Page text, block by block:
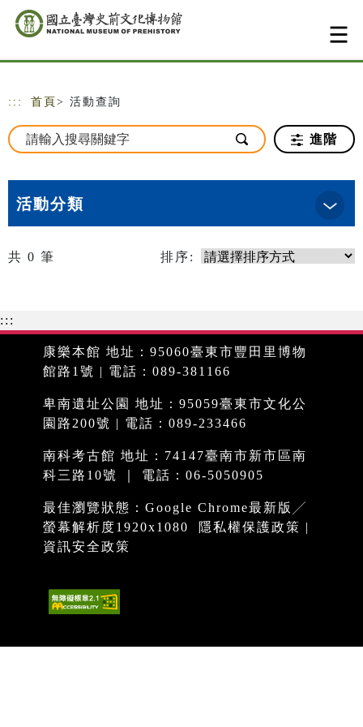
跳到主要內容
網站導覽
::: 首頁 > 活動查詢
進階
活動分類
共 0 筆 排序:
:::
康樂本館 地址：95060臺東市豐田里博物
館路1號 | 電話：089-381166
卑南遺址公園 地址：95059臺東市文化公
園路200號 | 電話：089-233466
南科考古館 地址：74147臺南市新市區南
科三路10號 ｜ 電話：06-5050905
最佳瀏覽狀態：Google Chrome最新版╱
螢幕解析度1920x1080
隱私權保護政策 |
資訊安全政策